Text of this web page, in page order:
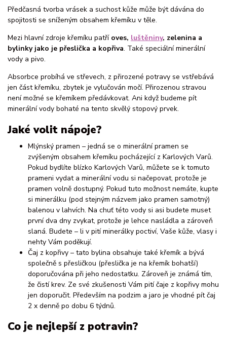
Předčasná tvorba vrásek a suchost kůže může být dávána do
spojitosti se sníženým obsahem křemíku v těle.
Mezi hlavní zdroje křemíku patří oves, luštěniny, zelenina a
bylinky jako je přeslička a kopřiva. Také speciální minerální
vody a pivo.
Absorbce probíhá ve střevech, z přirozené potravy se vstřebává
jen část křemíku, zbytek je vylučován močí. Přirozenou stravou
není možné se křemíkem předávkovat. Ani když budeme pít
minerální vody bohaté na tento skvělý stopový prvek.
Jaké volit nápoje?
Mlýnský pramen – jedná se o minerální pramen se
zvýšeným obsahem křemíku pocházející z Karlových Varů.
Pokud bydlíte blízko Karlových Varů, můžete se k tomuto
prameni vydat a minerální vodu si načepovat, protože je
pramen volně dostupný. Pokud tuto možnost nemáte, kupte
si minerálku (pod stejným názvem jako pramen samotný)
balenou v lahvích. Na chuť této vody si asi budete muset
první dva dny zvykat, protože je lehce nasládla a zároveň
slaná. Budete – li v pití minerálky poctiví, Vaše kůže, vlasy i
nehty Vám poděkují.
Čaj z kopřivy – tato bylina obsahuje také křemík a bývá
společně s přesličkou (přeslička je na křemík bohatší)
doporučována při jeho nedostatku. Zároveň je známá tím,
že čistí krev. Ze své zkušenosti Vám pití čaje z kopřivy mohu
jen doporučit. Především na podzim a jaro je vhodné pít čaj
2 x denně po dobu 6 týdnů.
Co je nejlepší z potravin?